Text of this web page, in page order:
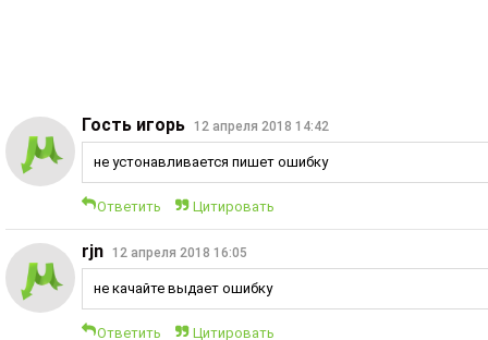
Гость игорь 12 апреля 2018 14:42
не устонавливается пишет ошибку
Ответить Цитировать
rjn 12 апреля 2018 16:05
не качайте выдает ошибку
Ответить Цитировать